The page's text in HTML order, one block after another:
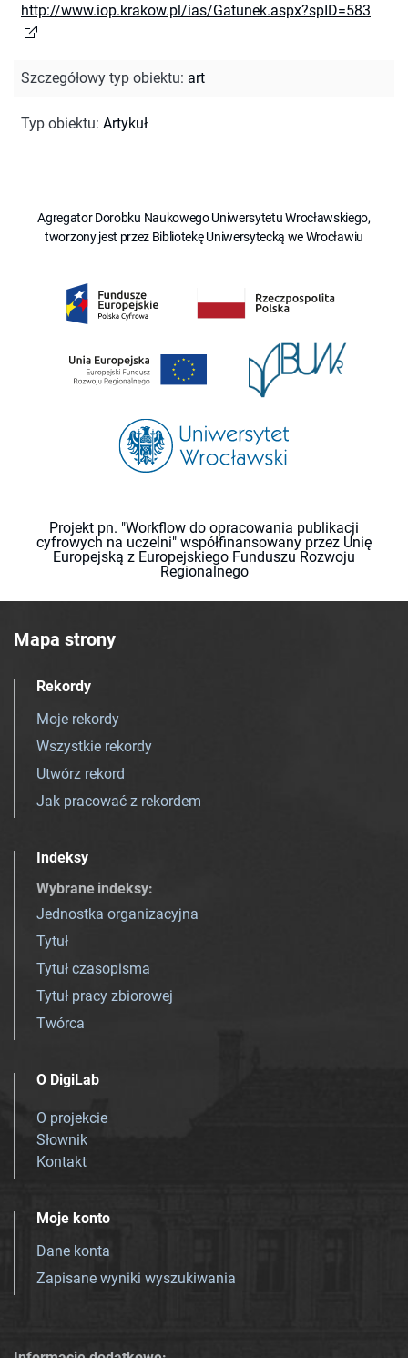
http://www.iop.krakow.pl/ias/Gatunek.aspx?spID=583
Szczegółowy typ obiektu: art
Typ obiektu: Artykuł
Agregator Dorobku Naukowego Uniwersytetu Wrocławskiego,
tworzony jest przez Bibliotekę Uniwersytecką we Wrocławiu
Projekt pn. "Workflow do opracowania publikacji
cyfrowych na uczelni" współfinansowany przez Unię
Europejską z Europejskiego Funduszu Rozwoju
Regionalnego
Mapa strony
Rekordy
Moje rekordy
Wszystkie rekordy
Utwórz rekord
Jak pracować z rekordem
Indeksy
Wybrane indeksy:
Jednostka organizacyjna
Tytuł
Tytuł czasopisma
Tytuł pracy zbiorowej
Twórca
O DigiLab
O projekcie
Słownik
Kontakt
Moje konto
Dane konta
Zapisane wyniki wyszukiwania